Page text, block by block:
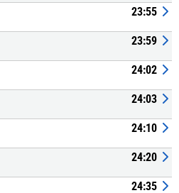
23:55
23:59
24:02
24:03
24:10
24:20
24:35